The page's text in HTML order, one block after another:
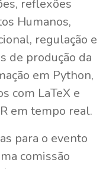
reflexões
Humanos,
regulação e
de produção da
em Python,
com LaTeX e
em tempo real.
para o evento
comissão